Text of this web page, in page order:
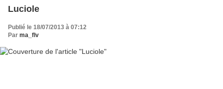
Luciole
Publié le 18/07/2013 à 07:12
Par ma_flv